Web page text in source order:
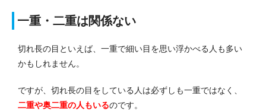
一重・二重は関係ない
切れ長の目といえば、一重で細い目を思い浮かべる人も多い
かもしれません。
ですが、切れ長の目をしている人は必ずしも一重ではなく、
二重や奥二重の人もいるのです。